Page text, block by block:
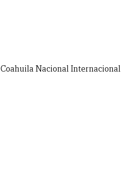
Coahuila NacionalInternacional